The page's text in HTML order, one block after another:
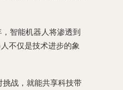
智能机器人将渗透到
不仅是技术进步的象
挑战，就能共享科技带